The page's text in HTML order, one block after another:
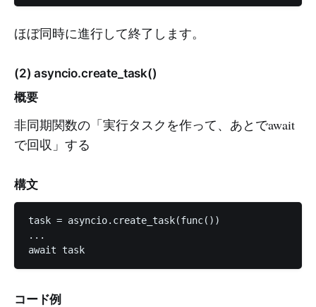
ほぼ同時に進行して終了します。
(2) asyncio.create_task()
概要
非同期関数の「実行タスクを作って、あとでawait
で回収」する
構文
task = asyncio.create_task(func())
...
コード例